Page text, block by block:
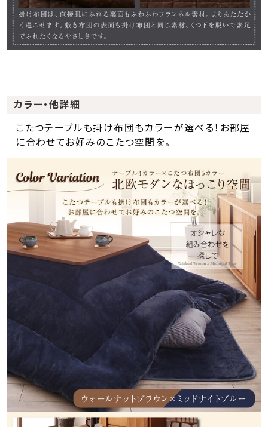
カラー・他詳細
こたつテーブルも掛け布団もカラーが選べる！お部屋
に合わせてお好みのこたつ空間を。